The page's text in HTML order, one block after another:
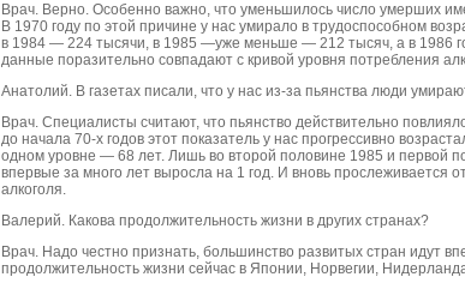
Врач. Верно. Особенно важно, что уменьшилось число умерших
В 1970 году по этой причине у нас умирало в трудоспособном
в 1984 — 224 тысячи, в 1985 —уже меньше — 212 тысяч, а в 1986
данные поразительно совпадают с кривой уровня потребления
Анатолий. В газетах писали, что у нас из-за пьянства люди
Врач. Специалисты считают, что пьянство действительно
до начала 70-х годов этот показатель у нас прогрессивно
одном уровне — 68 лет. Лишь во второй половине 1985 и первой
впервые за много лет выросла на 1 год. И вновь прослеживается
алкоголя.
Валерий. Какова продолжительность жизни в других странах?
Врач. Надо честно признать, большинство развитых стран идут
продолжительность жизни сейчас в Японии, Норвегии,